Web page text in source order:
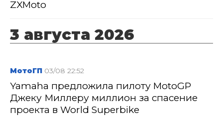
ZXMoto
3 августа 2026
МотоГП 03/08 22:52
Yamaha предложила пилоту MotoGP
Джеку Миллеру миллион за спасение
проекта в World Superbike